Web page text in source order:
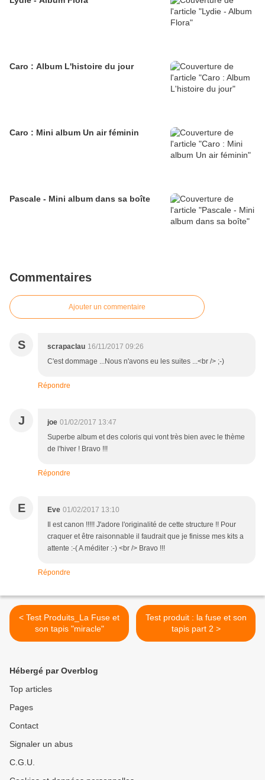
Caro : Album L'histoire du jour
Caro : Mini album Un air féminin
Pascale - Mini album dans sa boîte
Commentaires
Ajouter un commentaire
S scrapaclau 16/11/2017 09:26
C'est dommage ...Nous n'avons eu les suites ...<br /> ;-)
Répondre
J joe 01/02/2017 13:47
Superbe album et des coloris qui vont très bien avec le thème
de l'hiver ! Bravo !!!
Répondre
E Eve 01/02/2017 13:10
Il est canon !!!!! J'adore l'originalité de cette structure !! Pour
craquer et être raisonnable il faudrait que je finisse mes kits a
attente :-( A méditer :-) <br /> Bravo !!!
Répondre
< Test Produits_La Fuse et
son tapis "miracle"
Test produit : la fuse et son
tapis part 2 >
Hébergé par Overblog
Top articles
Pages
Contact
Signaler un abus
C.G.U.